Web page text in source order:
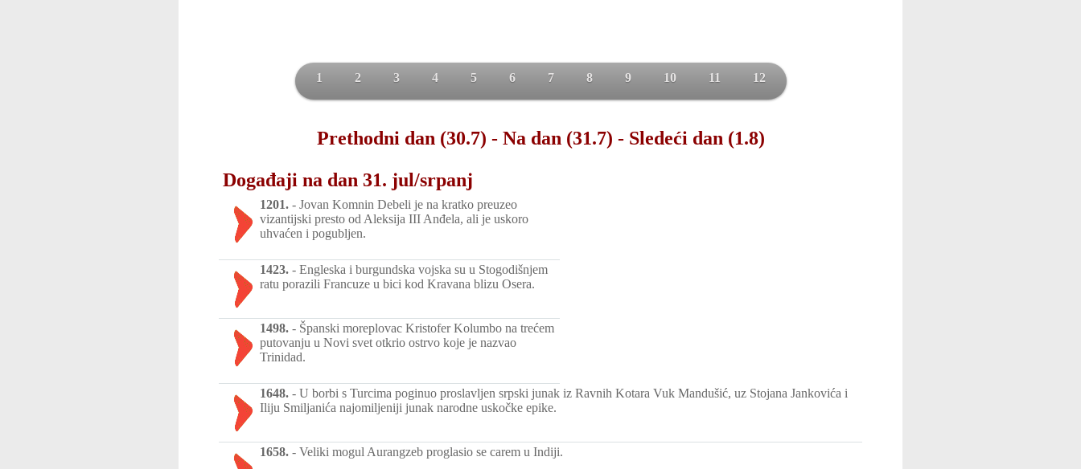
1 2 3 4 5 6 7 8 9 10 11 12
Prethodni dan (30.7) - Na dan (31.7) - Sledeći dan (1.8)
Događaji na dan 31. jul/srpanj
1201. - Jovan Komnin Debeli je na kratko preuzeo
vizantijski presto od Aleksija III Anđela, ali je uskoro
uhvaćen i pogubljen.
1423. - Engleska i burgundska vojska su u Stogodišnjem
ratu porazili Francuze u bici kod Kravana blizu Osera.
1498. - Španski moreplovac Kristofer Kolumbo na trećem
putovanju u Novi svet otkrio ostrvo koje je nazvao
Trinidad.
1648. - U borbi s Turcima poginuo proslavljen srpski junak iz Ravnih Kotara Vuk Mandušić, uz Stojana Jankovića i
Iliju Smiljanića najomiljeniji junak narodne uskočke epike.
1658. - Veliki mogul Aurangzeb proglasio se carem u Indiji.